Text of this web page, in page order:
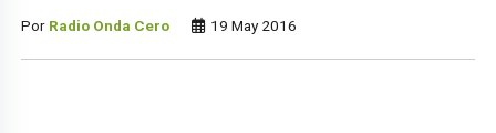
Por Radio Onda Cero 19 May 2016